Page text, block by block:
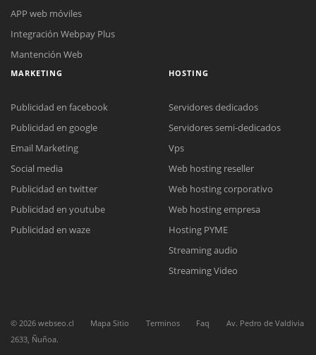
Reunión online
Nuestros ejecutivos le enviarán un correo electrónico con el enlace a
Meet para la reunión online.
Cotización
Todos nuestros ejecutivos están fuera de línea. Complete el formulario
APP web móviles
Integración Webpay Plus
Mantención Web
MARKETING
Publicidad en facebook
Publicidad en google
Email Marketing
Social media
Publicidad en twitter
Publicidad en youtube
Publicidad en waze
HOSTING
Servidores dedicados
Servidores semi-dedicados
Vps
Web hosting reseller
Web hosting corporativo
Web hosting empresa
Hosting PYME
Streaming audio
Streaming Video
© 2026 webseo.cl Mapa Sitio Terminos Faq
Av. Pedro de Valdivia
2633, Ñuñoa.